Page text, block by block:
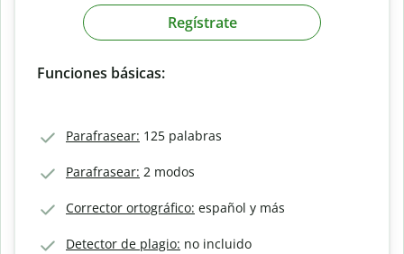
Regístrate
Funciones básicas:
Parafrasear: 125 palabras
Parafrasear: 2 modos
Corrector ortográfico: español y más
Detector de plagio: no incluido